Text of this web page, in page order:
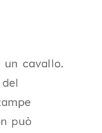
cavallo.
può